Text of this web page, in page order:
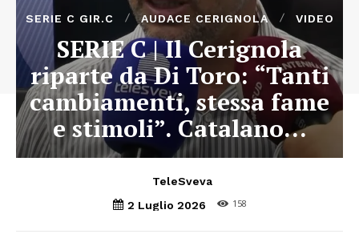
SERIE C GIR.C AUDACE CERIGNOLA VIDEO
SERIE C | Il Cerignola
riparte da Di Toro: “Tanti
cambiamenti, stessa fame
e stimoli”. Catalano…
TeleSveva
2 Luglio 2026
158